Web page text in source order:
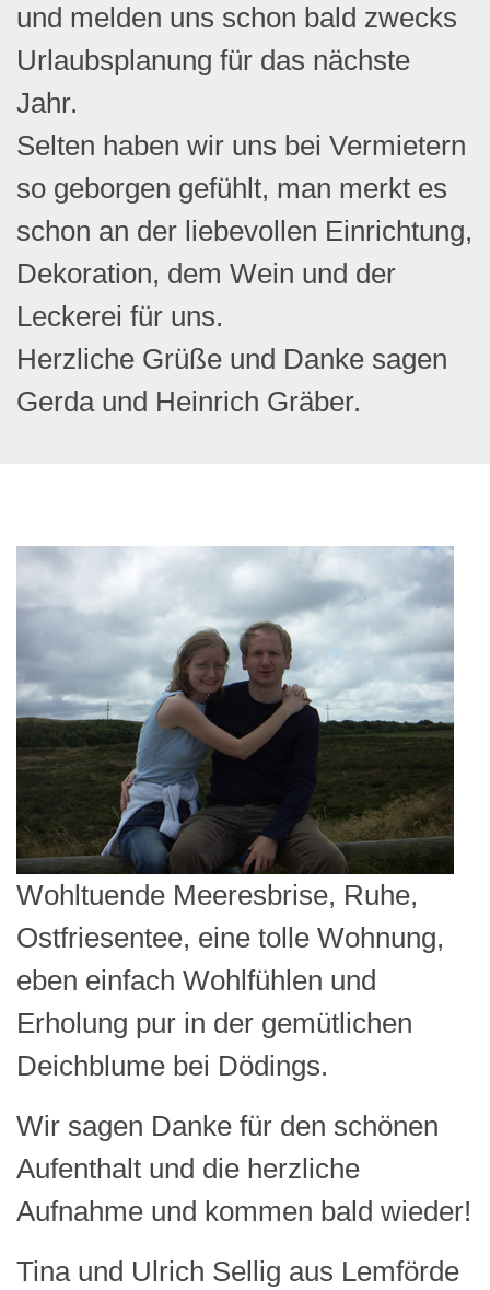
und melden uns schon bald zwecks
Urlaubsplanung für das nächste
Jahr.
Selten haben wir uns bei Vermietern
so geborgen gefühlt, man merkt es
schon an der liebevollen Einrichtung,
Dekoration, dem Wein und der
Leckerei für uns.
Herzliche Grüße und Danke sagen
Gerda und Heinrich Gräber.
Wohltuende Meeresbrise, Ruhe,
Ostfriesentee, eine tolle Wohnung,
eben einfach Wohlfühlen und
Erholung pur in der gemütlichen
Deichblume bei Dödings.
Wir sagen Danke für den schönen
Aufenthalt und die herzliche
Aufnahme und kommen bald wieder!
Tina und Ulrich Sellig aus Lemförde